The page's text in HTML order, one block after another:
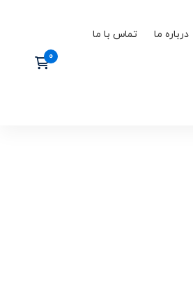
درباره ما تماس با ما